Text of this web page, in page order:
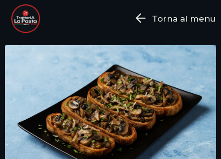
Torna al menu